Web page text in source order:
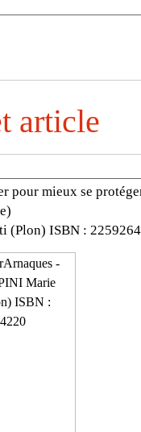
article
pour mieux se
(Plon) ISBN :